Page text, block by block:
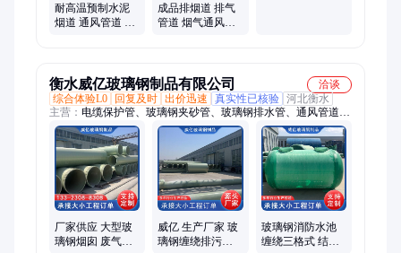
耐高温预制水泥
烟道 通风管道 住
成品排烟道 排气
管道 烟气通风道
衡水威亿玻璃钢制品有限公司
洽谈
综合体验L0
回复及时 出价迅速 真实性已核验 河北衡水
主营： 电缆保护管、玻璃钢夹砂管、玻璃钢排水管、通风管道、
玻璃钢管道、玻璃钢供水管道、玻璃钢管、玻璃钢电缆管、夹砂
管、电力管、电缆管、BWFRP电缆管
厂家供应 大型玻
璃钢烟囱 废气排
威亿 生产厂家 玻
璃钢缠绕排污管
玻璃钢消防水池
缠绕三格式 结构